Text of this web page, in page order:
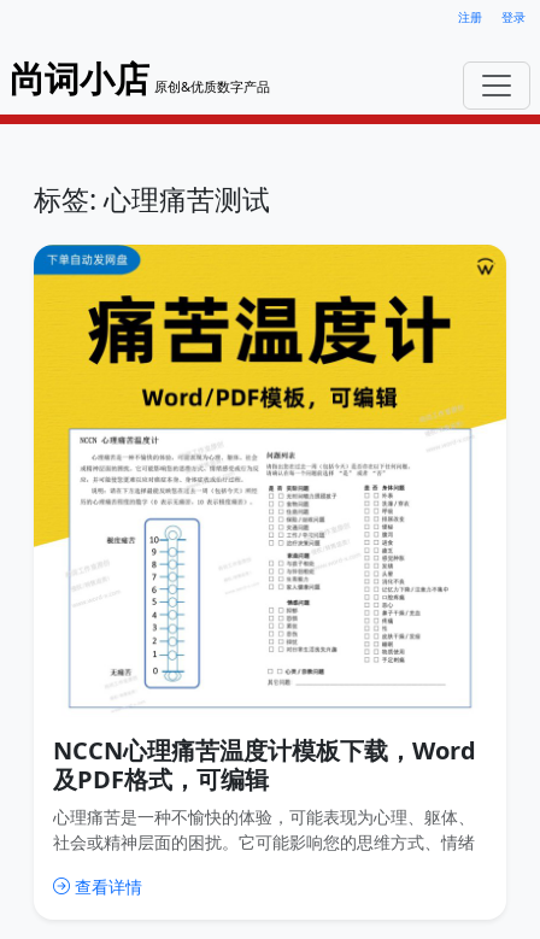
注册 登录
尚词小店 原创&优质数字产品
标签: 心理痛苦测试
NCCN心理痛苦温度计模板下载，Word
及PDF格式，可编辑
心理痛苦是一种不愉快的体验，可能表现为心理、躯体、
社会或精神层面的困扰。它可能影响您的思维方式、情绪
症状或治疗过程。
查看详情